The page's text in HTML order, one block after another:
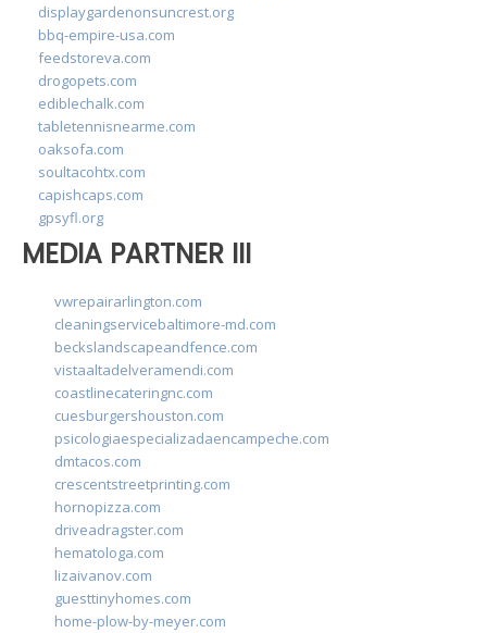
displaygardenonsuncrest.org
bbq-empire-usa.com
feedstoreva.com
drogopets.com
ediblechalk.com
tabletennisnearme.com
oaksofa.com
soultacohtx.com
capishcaps.com
gpsyfl.org
MEDIA PARTNER III
vwrepairarlington.com
cleaningservicebaltimore-md.com
beckslandscapeandfence.com
vistaaltadelveramendi.com
coastlinecateringnc.com
cuesburgershouston.com
psicologiaespecializadaencampeche.com
dmtacos.com
crescentstreetprinting.com
hornopizza.com
driveadragster.com
hematologa.com
lizaivanov.com
guesttinyhomes.com
home-plow-by-meyer.com